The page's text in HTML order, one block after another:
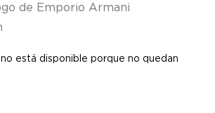
de Emporio Armani
está disponible porque no quedan